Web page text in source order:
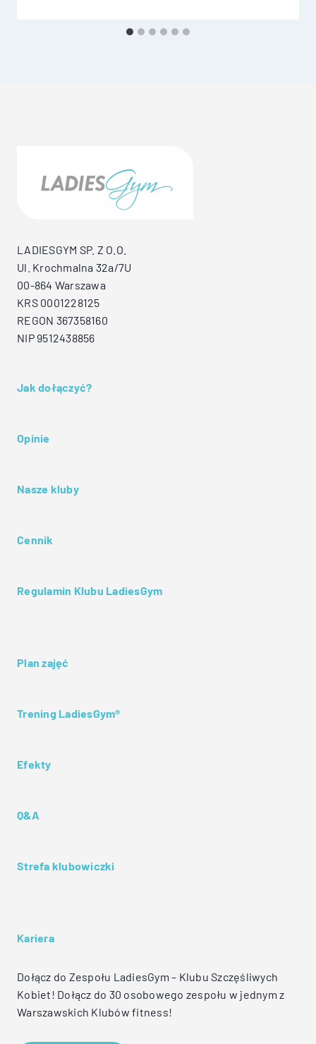
LADIESGYM SP. Z O.O.
Ul. Krochmalna 32a/7U
00-864 Warszawa
KRS 0001228125
REGON 367358160
NIP 9512438856
Jak dołączyć?
Opinie
Nasze kluby
Cennik
Regulamin Klubu LadiesGym
Plan zajęć
Trening LadiesGym®
Efekty
Q&A
Strefa klubowiczki
Kariera
Dołącz do Zespołu LadiesGym – Klubu Szczęśliwych
Kobiet! Dołącz do 30 osobowego zespołu w jednym z
Warszawskich Klubów fitness!